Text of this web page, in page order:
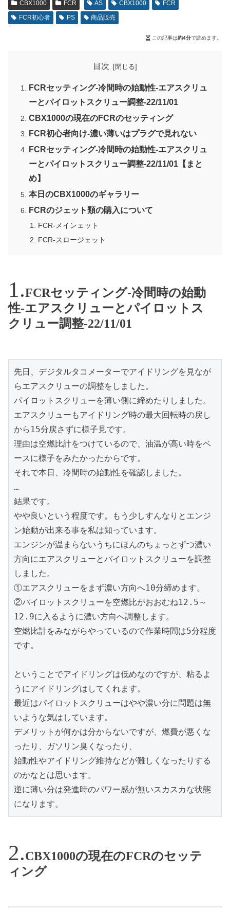
CBX1000 FCR AS CBX1000
FCR
FCR初心者
PS 商品販売
この記事は約4分で読めます。
目次
FCRセッティング-冷間時の始動性-エアスクリュ
ーとパイロットスクリュー調整-22/11/01
CBX1000の現在のFCRのセッティング
FCR初心者向け-濃い薄いはプラグで見れない
FCRセッティング-冷間時の始動性-エアスクリュ
ーとパイロットスクリュー調整-22/11/01【まと
め】
本日のCBX1000のギャラリー
FCRのジェット類の購入について
FCR-メインェット
FCR-スロージェット
FCRセッティング-冷間時の始動
性-エアスクリューとパイロットス
クリュー調整-22/11/01
先日、デジタルタコメーターでアイドリングを見なが
らエアスクリューの調整をしました。
パイロットスクリューを薄い側に締めたりしました。
エアスクリューもアイドリング時の最大回転時の戻し
から15分戻さずに様子見です。
理由は空燃比計をつけているので、油温が高い時をベ
ースに様子をみたかったからです。
それで本日、冷間時の始動性を確認しました。
…
結果です。
やや良いという程度です。もう少しすんなりとエンジ
ン始動が出来る事を私は知っています。
エンジンが温まらないうちにほんのちょっとずつ濃い
方向にエアスクリューとパイロットスクリューを調整
しました。
①エアスクリューをまず濃い方向へ10分締めます。
②パイロットスクリューを空燃比がおおむね12.5～
12.9に入るように濃い方向へ調整します。
空燃比計をみながらやっているので作業時間は5分程度
です。
ということでアイドリングは低めなのですが、粘るよ
うにアイドリングはしてくれます。
最近はパイロットスクリューはやや濃い分に問題は無
いような気はしています。
デメリットが何かは分からないですが、燃費が悪くな
ったり、ガソリン臭くなったり、
始動性やアイドリング維持などが難しくなったりする
のかなとは思います。
逆に薄い分は発進時のパワー感が無いスカスカな状態
になります。
CBX1000の現在のFCRのセッテ
ィング